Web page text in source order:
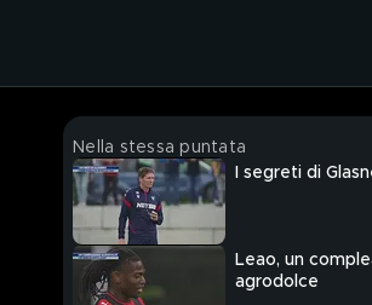
Nella stessa puntata
I segreti di
Leao, un
agrodolce